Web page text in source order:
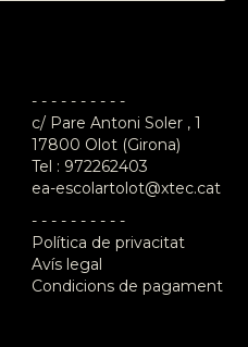
- - - - - - - - - -
c/ Pare Antoni Soler , 1
17800 Olot (Girona)
Tel : 972262403
ea-escolartolot@xtec.cat
- - - - - - - - - -
Política de privacitat
Avís legal
Condicions de pagament